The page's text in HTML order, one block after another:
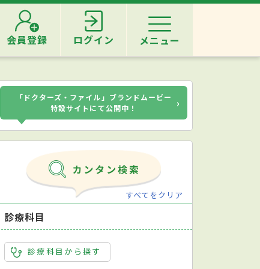
会員登録 ログイン メニュー
「ドクターズ・ファイル」ブランドムービー
特設サイトにて公開中！
›
すべてをクリア
診療科目
診療科目から探す